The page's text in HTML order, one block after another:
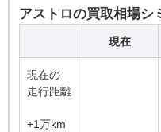
アストロの買取相場シ
現在
現在の
走行距離
+1万km